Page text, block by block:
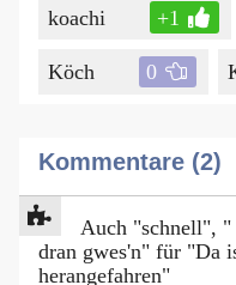
koachi +1
Köch 0
Kommentare (2)
Auch "schnell", "
dran gwes'n" für "Da
herangefahren"